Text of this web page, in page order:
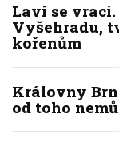
Lavi se
Vyšehradu,
kořenům
Královny
od toho